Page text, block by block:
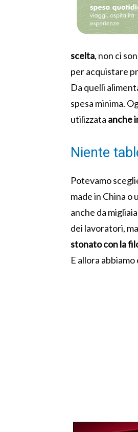
scelta, non ci
per acquistare
Da quelli
spesa minima.
utilizzata anche
Niente
Potevamo
made in China o
anche da
dei lavoratori,
stonato con la
E allora